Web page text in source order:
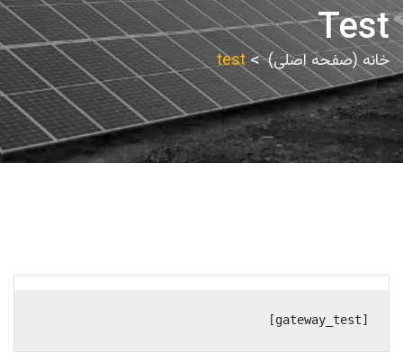
Test
خانه (صفحه اصلی) test
[gateway_test]